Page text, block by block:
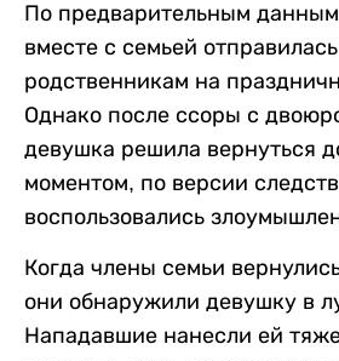
По предварительным
вместе с семьей
родственникам на
Однако после ссоры с
девушка решила вернуться
моментом, по версии
воспользовались
Когда члены семьи
они обнаружили девушку в
Нападавшие нанесли ей